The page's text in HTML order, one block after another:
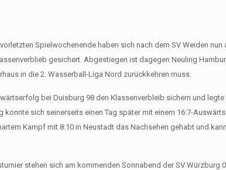
Spielwochenende haben sich nach dem SV Weiden nun
gesichert. Abgestiegen ist dagegen Neuling
in die 2. Wasserball-Liga Nord zurückkehren muss.
bei Duisburg 98 den Klassenverbleib sichern und
sich seinerseits einen Tag später mit einem 16:7-
Kampf mit 8:10 in Neustadt das Nachsehen gehabt und
stehen sich am kommenden Sonnabend der SV Würzburg